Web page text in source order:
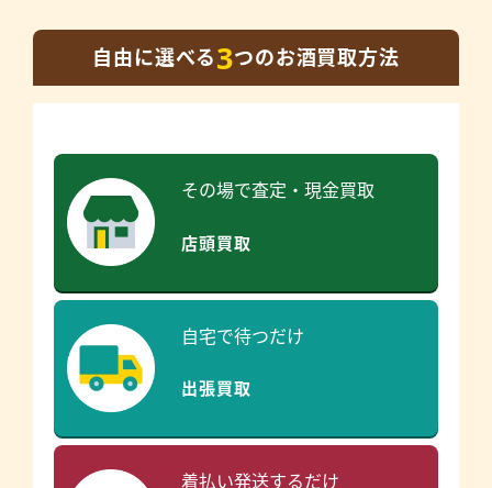
自由に選べる3つのお酒買取方法
その場で査定・現金買取
店頭買取
自宅で待つだけ
出張買取
着払い発送するだけ